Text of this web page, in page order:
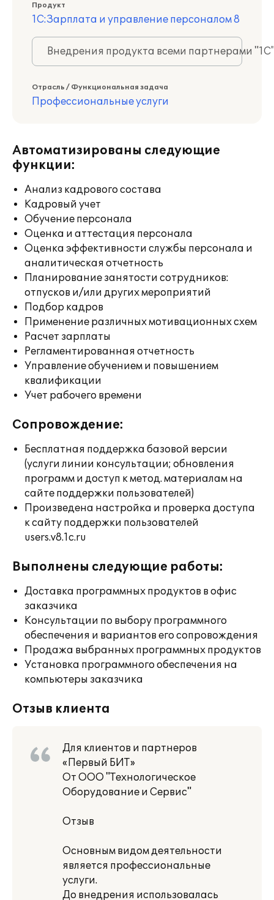
Продукт
1С:Зарплата и управление персоналом 8
Внедрения продукта всеми партнерами
Отрасль / Функциональная задача
Профессиональные услуги
Автоматизированы следующие
функции:
Анализ кадрового состава
Кадровый учет
Обучение персонала
Оценка и аттестация персонала
Оценка эффективности службы персонала и
аналитическая отчетность
Планирование занятости сотрудников:
отпусков и/или других мероприятий
Подбор кадров
Применение различных мотивационных схем
Расчет зарплаты
Регламентированная отчетность
Управление обучением и повышением
квалификации
Учет рабочего времени
Сопровождение:
Бесплатная поддержка базовой версии
(услуги линии консультации; обновления
программ и доступ к метод. материалам на
сайте поддержки пользователей)
Произведена настройка и проверка доступа
к сайту поддержки пользователей
users.v8.1c.ru
Выполнены следующие работы:
Доставка программных продуктов в офис
заказчика
Консультации по выбору программного
обеспечения и вариантов его сопровождения
Продажа выбранных программных продуктов
Установка программного обеспечения на
компьютеры заказчика
Отзыв клиента
Для клиентов и партнеров
«Первый БИТ»
От ООО "Технологическое
Оборудование и Сервис"
Отзыв
Основным видом деятельности
является профессиональные
услуги.
До внедрения использовалась